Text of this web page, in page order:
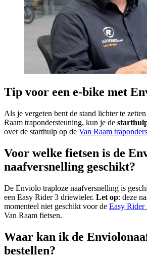
Tip voor een e-bike met
Als je vergeten bent de stand lichter te
Raam trapondersteuning, kun je de
over de starthulp op de Van Raam
Voor welke fietsen is de
naafversnelling geschikt?
De Enviolo traploze naafversnelling is
een Easy Rider 3 driewieler. Let op: deze
momenteel niet geschikt voor de Easy
Van Raam fietsen.
Waar kan ik de
bestellen?